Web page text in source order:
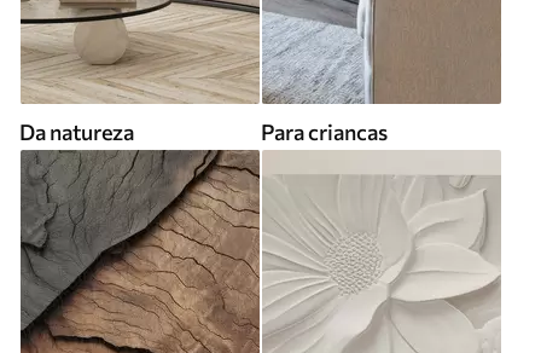
Da natureza Para criancas